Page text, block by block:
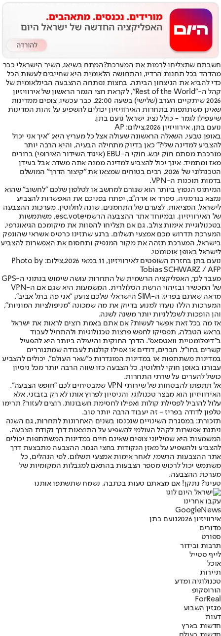
חשבתם שתצליחו לרמות את המערכת?המתח בשיאו, השיר הישראלי כבר
מהדהד בכל תחנות הרדיו, והתחושה הלאומית היא שחייבים לעשות הכל
כדי להביא את הניצחון הביתה. בחצות נפתחה ההצבעה הבינלאומית של
קהל ה-"Rest of the World", לקראת חצי הגמר הראשון של אירוויזיון
2026 שיתקיים הערב (שלישי) בשעה 22:00. כבר עכשיו, צופים ממדינות
שאינן משתתפות בתחרות האירוויזיון יכולים להשפיע על זהות המדינות
שיעפילו לגמר - כולל נציג ישראל נועם בתן.
נועם בתן, אירוויזיון 2026,צילום: AP
באופן טבעי, השאלה הראשונה שעולה אצל כל מעריץ היא: "איך אני יכול
להצביע למדינה שלי?" כאן בדיוק מתחילה הבעיה, והיא הרבה יותר
מורכבת מסתם חוק יבש. חוקי ה-EBU (איגוד השידור האירופי) ברורים
מאז ומתמיד. אינך יכול להצביע למדינה ממנה אתה משדר. אבל בעידן
הטכנולוגי של 2026, רבים בטוחים שמצאו את "קיצור הדרך" המושלם
בדמות תוכנות ה-VPN.
המיתוס הנפוץ ביותר הוא שגורם למחשב או לטלפון שלכם "לחשוב" שהוא
נמצא בגרמניה, ספרד או ארה"ב, יפתח בפניכם את האפשרות להצביע
לישראל. המציאות, לצערם של התחמנים, שונה לחלוטין. מערכות ההצבעה
של האירוויזיון, ובמיוחד אתר ההצבעה הרשמיesc.vote, משתמשות
בטכנולוגיית אימות צולב. גם אם תצליחו להסוות את מיקומכם הגיאוגרפי,
המערכת תדרוש מכם אמצעי תשלום. ברגע שתזינו כרטיס אשראי שהונפק
בישראל, המערכת תזהה את מקור המנפיק ותחסום את האפשרות להצביע
לישראל באופן אוטומטי.
נועם בתן בחזרת השופטים לאירוויזיון, 11 במאי 2026,צילום: Photo by
Tobias SCHWARZ / AFP
מעבר לכך, האפליקציה הרשמית של התחרות עושה שימוש בנתוני ה-GPS
של המכשיר ובזיהוי הרשת הסלולרית. המשמעות היא שגם אם ה-VPN
מראה שאתם בפריז, ה-SIM הישראלי שלכם צועק "אני פה בתל אביב".
המערכות הללו נועדו למנוע בדיוק את מה שמכונה "מניפולציות המוניות",
והן הופכות לשכללניות יותר משנה לשנה.
אז מה בכל זאת אפשר לעשות? אם אתם באמת רוצים לראות את ישראל
בראש הטבלה, תפסיקו לחפש פרצות טכנולוגיות ולהתחיל לעבוד
ב"דיפלומטיית וואטסאפ". הדרך החוקית והיעילה ביותר היא להפעיל
קשרים בחו"ל. חברים, דודים או אפילו קולגות לעבודה שמתגוררים
במדינות משתתפות או במדינות המוגדרות כ"שאר העולם", יכולים להצביע
עבורנו באופן חוקי לחלוטין. כל הצבעה כזו שווה הרבה יותר מכל ניסיון
כושל להערים על שרתי התחרות.
אל תתפתו להבטחות של שירותי VPN שמבטיחים לכם "חופש הצבעה".
האירוויזיון הוא מבצר טכנולוגי, והניסיון לפרוץ אותו לא רק בזבזני, אלא
עלול להוביל לפסילת קולות ואפילו לחסימת חשבונות. רוצים לעזור? תרימו
טלפון לדודה בפריז - זה יעבוד הרבה יותר טוב.
תזכורת: במסגרת השינויים שנכנסו בשנים האחרונות לתחרות, גם השנה
ניתנת אפשרות לקהל העולמי להשפיע על התוצאות דרך נקודת הצבעה.
המשמעות היא שמיליוני צופים שאינם חיים במדינות המשתתפות יכולים
להצביע ולהשפיע על מאזן הנקודות בחצי הגמר. ההצבעה מתבצעת דרך
אתר ההצבעות הרשמי, לאחר אימות אמצעי תשלום. לפי הנהלים, כל
משתמש יכול לרכוש מספר הצבעות בהתאם למגבלות המקומיות של
מערכת ההצבעה.
טעינו? נתקן! אם מצאתם טעות בכתבה, נשמח שתשתפו אותנו
עקבו אחרינו
Googl eNews
אירוויזיון 2026
נועם בתן
מדורים
ספורט
תרבות ובידור
לייף סטייל
אוכל
תיירות
טכנולוגיה ומדע
הורוסקופ
ForReal
מגזין השבוע
דעות
חדשות בארץ